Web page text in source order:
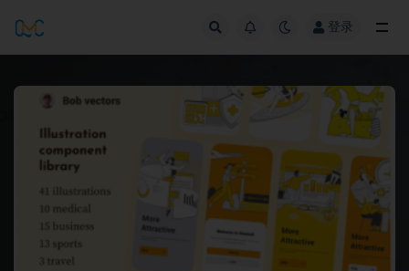
登录